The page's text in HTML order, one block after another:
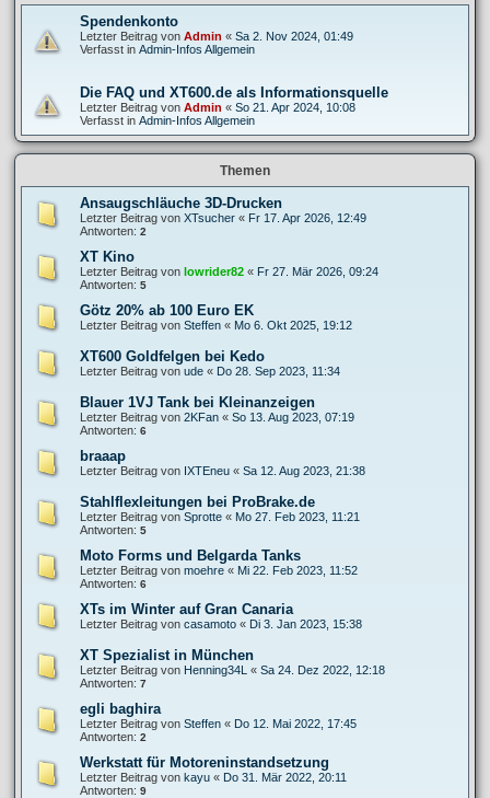
Spendenkonto
Letzter Beitrag von Admin « Sa 2. Nov 2024, 01:49
Verfasst in Admin-Infos Allgemein
Die FAQ und XT600.de als Informationsquelle
Letzter Beitrag von Admin « So 21. Apr 2024, 10:08
Verfasst in Admin-Infos Allgemein
Themen
Ansaugschläuche 3D-Drucken
Letzter Beitrag von XTsucher « Fr 17. Apr 2026, 12:49
Antworten: 2
XT Kino
Letzter Beitrag von lowrider82 « Fr 27. Mär 2026, 09:24
Antworten: 5
Götz 20% ab 100 Euro EK
Letzter Beitrag von Steffen « Mo 6. Okt 2025, 19:12
XT600 Goldfelgen bei Kedo
Letzter Beitrag von ude « Do 28. Sep 2023, 11:34
Blauer 1VJ Tank bei Kleinanzeigen
Letzter Beitrag von 2KFan « So 13. Aug 2023, 07:19
Antworten: 6
braaap
Letzter Beitrag von IXTEneu « Sa 12. Aug 2023, 21:38
Stahlflexleitungen bei ProBrake.de
Letzter Beitrag von Sprotte « Mo 27. Feb 2023, 11:21
Antworten: 5
Moto Forms und Belgarda Tanks
Letzter Beitrag von moehre « Mi 22. Feb 2023, 11:52
Antworten: 6
XTs im Winter auf Gran Canaria
Letzter Beitrag von casamoto « Di 3. Jan 2023, 15:38
XT Spezialist in München
Letzter Beitrag von Henning34L « Sa 24. Dez 2022, 12:18
Antworten: 7
egli baghira
Letzter Beitrag von Steffen « Do 12. Mai 2022, 17:45
Antworten: 2
Werkstatt für Motoreninstandsetzung
Letzter Beitrag von kayu « Do 31. Mär 2022, 20:11
Antworten: 9